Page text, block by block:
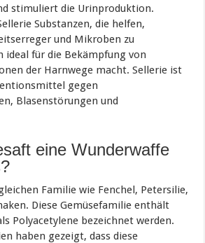
stimuliert die Urinproduktion.
Substanzen, die helfen,
und Mikroben zu
ideal für die Bekämpfung von
der Harnwege macht. Sellerie ist
gegen
Blasenstörungen und
eine Wunderwaffe
Familie wie Fenchel, Petersilie,
Diese Gemüsefamilie enthält
Polyacetylene bezeichnet werden.
haben gezeigt, dass diese